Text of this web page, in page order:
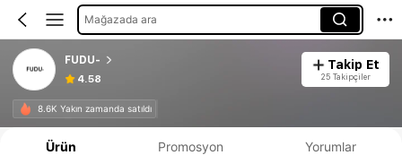
Mağazada ara
FUDU-
4.58
Takip Et
25 Takipçiler
8.6K Yakın zamanda satıldı
Ürün Promosyon Yorumlar